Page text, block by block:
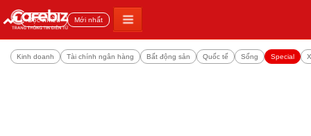
Đọc nhiều Mới nhất
Kinh doanh Tài chính ngân hàng Bất động sản Quốc tế Sống Special